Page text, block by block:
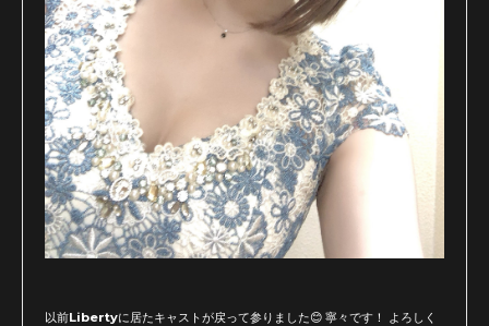
以前Libertyに居たキャストが戻って参りました😊 寧々です！ よろしく